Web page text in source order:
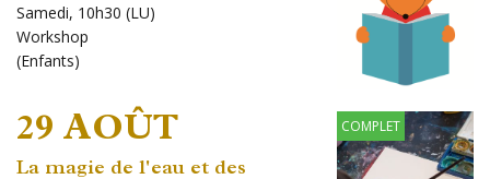
Samedi, 10h30 (LU)
Workshop
(Enfants)
29 AOÛT COMPLET
La magie de l'eau et des